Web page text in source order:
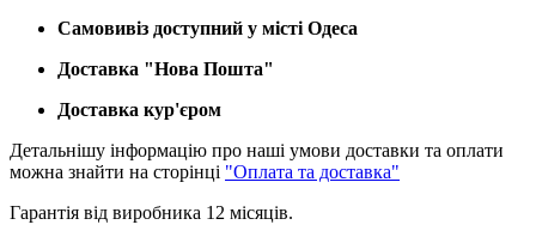
Самовивіз доступний у місті Одеса
Доставка "Нова Пошта"
Доставка кур'єром
Детальнішу інформацію про наші умови доставки та оплати
можна знайти на сторінці "Оплата та доставка"
Гарантія від виробника 12 місяців.